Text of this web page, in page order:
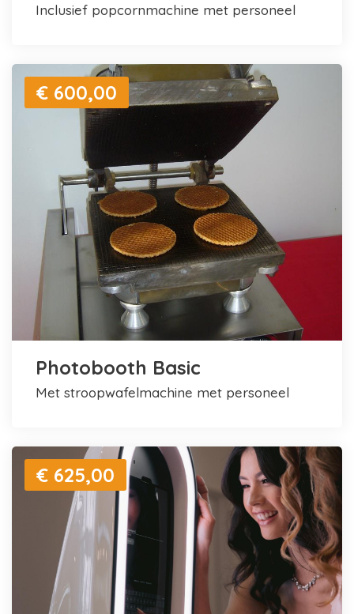
inclusief popcornmachine met personeel
€ 600,00
Photobooth Basic
met stroopwafelmachine met personeel
€ 625,00